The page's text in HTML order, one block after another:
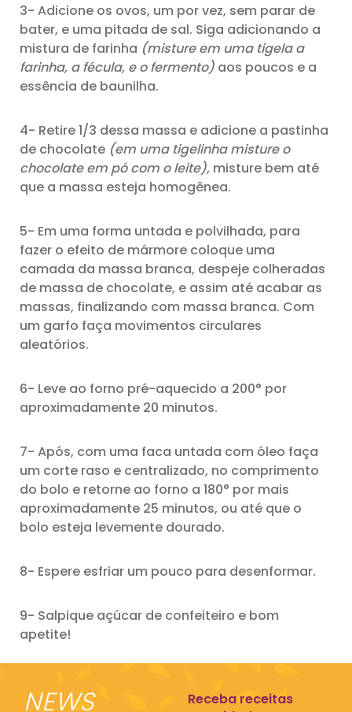
3- Adicione os ovos, um por vez, sem parar de
bater, e uma pitada de sal. Siga adicionando a
mistura de farinha (misture em uma tigela a
farinha, a fécula, e o fermento) aos poucos e a
essência de baunilha.
4- Retire 1/3 dessa massa e adicione a pastinha
de chocolate (em uma tigelinha misture o
chocolate em pó com o leite), misture bem até
que a massa esteja homogênea.
5- Em uma forma untada e polvilhada, para
fazer o efeito de mármore coloque uma
camada da massa branca, despeje colheradas
de massa de chocolate, e assim até acabar as
massas, finalizando com massa branca. Com
um garfo faça movimentos circulares
aleatórios.
6- Leve ao forno pré-aquecido a 200° por
aproximadamente 20 minutos.
7- Após, com uma faca untada com óleo faça
um corte raso e centralizado, no comprimento
do bolo e retorne ao forno a 180° por mais
aproximadamente 25 minutos, ou até que o
bolo esteja levemente dourado.
8- Espere esfriar um pouco para desenformar.
9- Salpique açúcar de confeiteiro e bom
apetite!
NEWS
Receba receitas